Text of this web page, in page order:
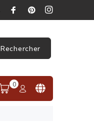
Rechercher
0